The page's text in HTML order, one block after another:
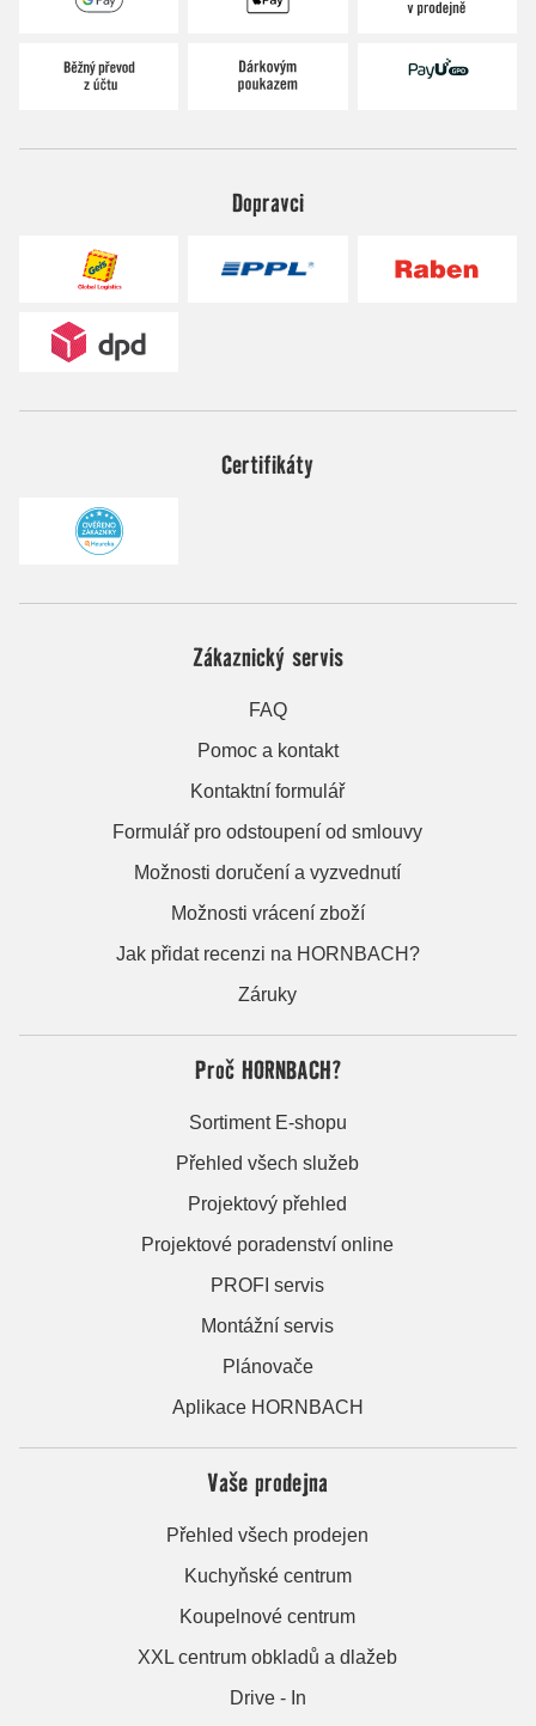
Dopravci
Certifikáty
Zákaznický servis
FAQ
Pomoc a kontakt
Kontaktní formulář
Formulář pro odstoupení od smlouvy
Možnosti doručení a vyzvednutí
Možnosti vrácení zboží
Jak přidat recenzi na HORNBACH?
Záruky
Proč HORNBACH?
Sortiment E-shopu
Přehled všech služeb
Projektový přehled
Projektové poradenství online
PROFI servis
Montážní servis
Plánovače
Aplikace HORNBACH
Vaše prodejna
Přehled všech prodejen
Kuchyňské centrum
Koupelnové centrum
XXL centrum obkladů a dlažeb
Drive - In